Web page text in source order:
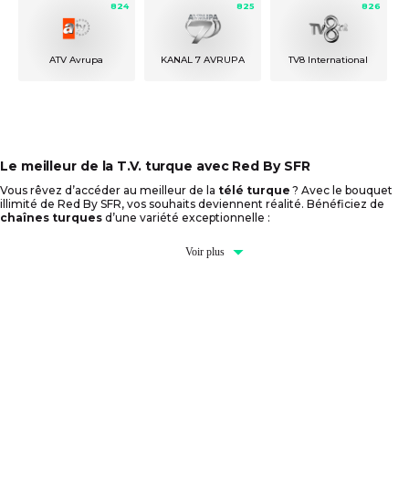
824
ATV Avrupa
825
KANAL 7 AVRUPA
826
TV8 International
Le meilleur de la T.V. turque avec Red By SFR
Vous rêvez d’accéder au meilleur de la télé turque ? Avec le bouquet
illimité de Red By SFR, vos souhaits deviennent réalité. Bénéficiez de
chaînes turques d’une variété exceptionnelle :
Voir plus